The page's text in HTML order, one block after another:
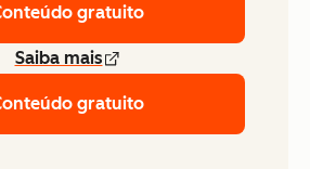
gratuito
Saiba mais
gratuito